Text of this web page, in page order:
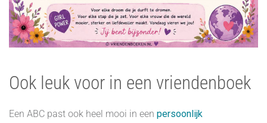
Ook leuk voor in een vriendenboek
Een ABC past ook heel mooi in een persoonlijk